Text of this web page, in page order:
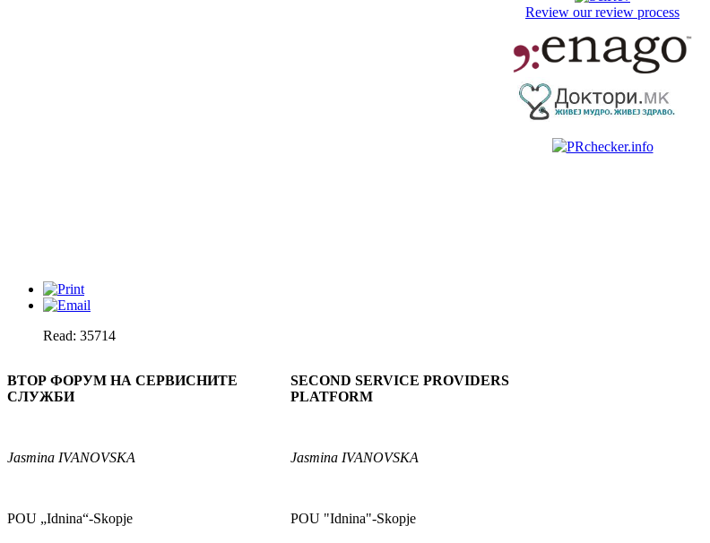
Review our review process
Read: 35714
ВТОР ФОРУМ НА СЕРВИСНИТЕ
СЛУЖБИ
Jasmina IVANOVSKA
POU „Idnina“-Skopje
SECOND SERVICE PROVIDERS
PLATFORM
Jasmina IVANOVSKA
POU "Idnina"-Skopje